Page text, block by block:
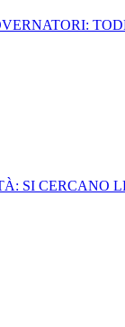
SI CERCANO